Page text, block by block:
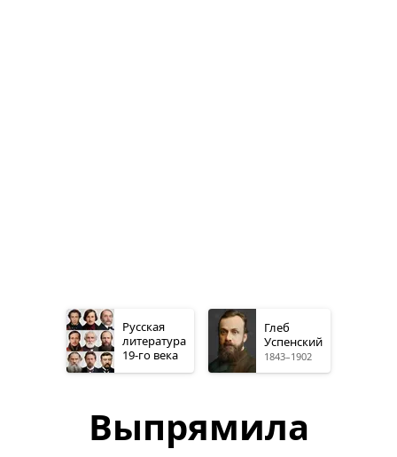
Русская
литература
19-го века
Глеб
Успенский
1843–1902
Выпрямила